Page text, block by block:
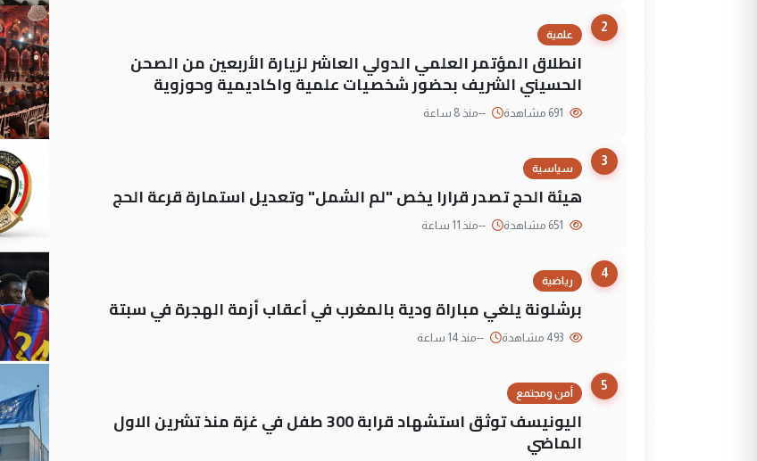
2
علمية
انطلاق المؤتمر العلمي الدولي العاشر لزيارة الأربعين من الصحن
الحسيني الشريف بحضور شخصيات علمية واكاديمية وحوزوية
--منذ 8 ساعة
3
سياسية
هيئة الحج تصدر قرارا يخص "لم الشمل" وتعديل استمارة قرعة الحج
--منذ 11 ساعة
4
رياضية
برشلونة يلغي مباراة ودية بالمغرب في أعقاب أزمة الهجرة في سبتة
--منذ 14 ساعة
5
أمن ومجتمع
اليونيسف توثق استشهاد قرابة 300 طفل في غزة منذ تشرين الاول
الماضي